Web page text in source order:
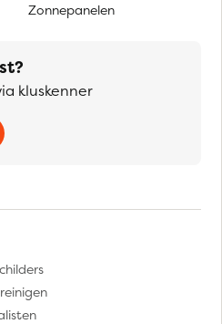
Zonnepanelen
kluskenner